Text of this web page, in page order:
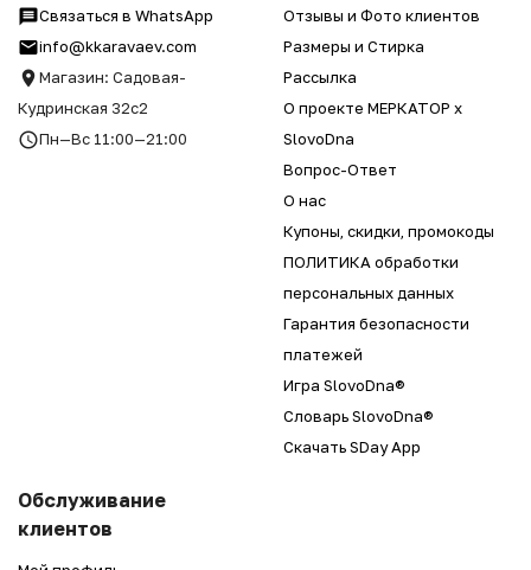
Связаться в WhatsApp
info@kkaravaev.com
Магазин: Садовая-
Кудринская 32с2
Пн—Вс 11:00—21:00
Отзывы и Фото клиентов
Размеры и Стирка
Рассылка
О проекте МЕРКАТОР x
SlovoDna
Вопрос-Ответ
О нас
Купоны, скидки, промокоды
ПОЛИТИКА обработки
персональных данных
Гарантия безопасности
платежей
Игра SlovoDna®
Словарь SlovoDna®
Скачать SDay App
Обслуживание
клиентов